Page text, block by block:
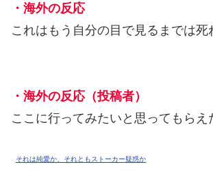
・海外の反応
これはもう自分の目で見るまでは死
・海外の反応（投稿者）
ここに行ってみたいと思ってもらえ
それは純愛か、それともストーカー疑惑か